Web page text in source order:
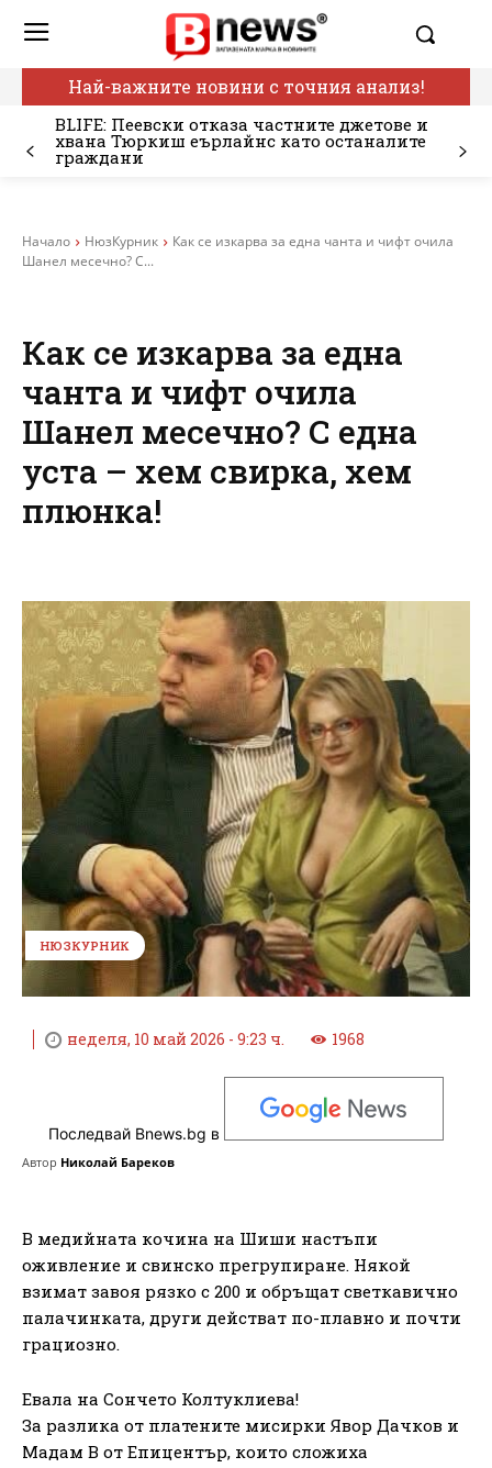
Най-важните новини с точния анализ!
BLIFE: Пеевски отказа частните джетове и
хвана Тюркиш еърлайнс като останалите
граждани
Начало НюзКурник
Как се изкарва за една чанта и чифт очила
Шанел месечно? С...
Как се изкарва за една
чанта и чифт очила
Шанел месечно? С една
уста – хем свирка, хем
плюнка!
НЮЗКУРНИК
неделя, 10 май 2026 - 9:23 ч. 1968
Последвай Bnews.bg в
Автор Николай Бареков
В медийната кочина на Шиши настъпи
оживление и свинско прегрупиране. Някой
взимат завоя рязко с 200 и обръщат светкавично
палачинката, други действат по-плавно и почти
грациозно.
Евала на Сончето Колтуклиева!
За разлика от платените мисирки Явор Дачков и
Мадам В от Епицентър, които сложиха